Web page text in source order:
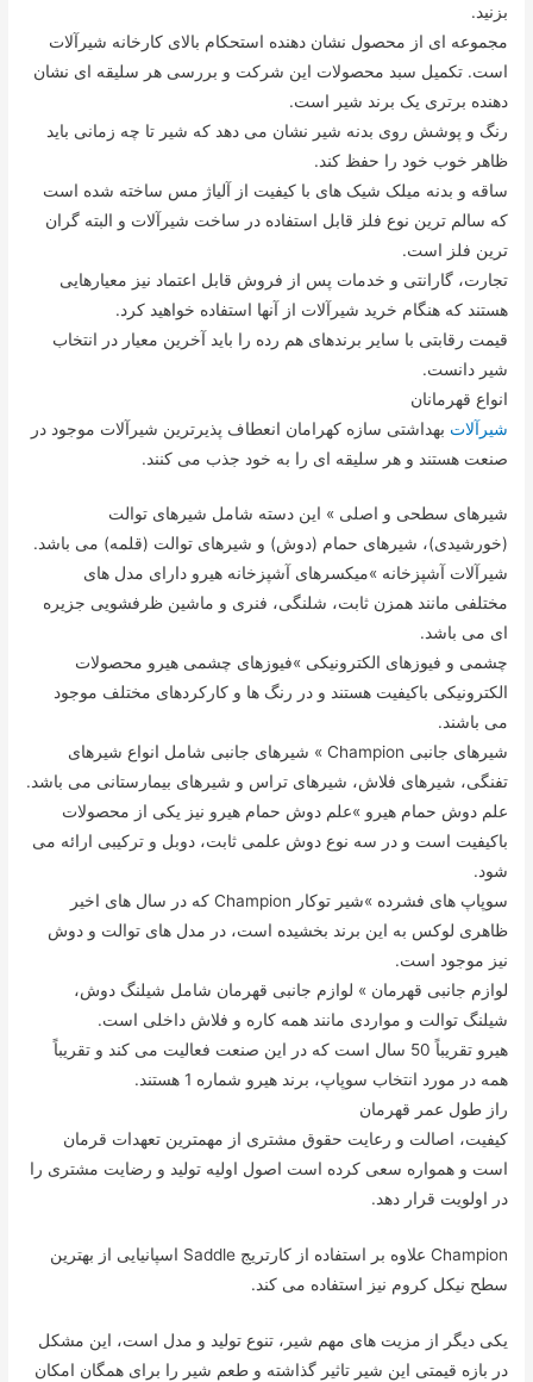
بزنید.
مجموعه ای از محصول نشان دهنده استحکام بالای کارخانه شیرآلات
است. تکمیل سبد محصولات این شرکت و بررسی هر سلیقه ای نشان
دهنده برتری یک برند شیر است.
رنگ و پوشش روی بدنه شیر نشان می دهد که شیر تا چه زمانی باید
ظاهر خوب خود را حفظ کند.
ساقه و بدنه میلک شیک های با کیفیت از آلیاژ مس ساخته شده است
که سالم ترین نوع فلز قابل استفاده در ساخت شیرآلات و البته گران
ترین فلز است.
تجارت، گارانتی و خدمات پس از فروش قابل اعتماد نیز معیارهایی
هستند که هنگام خرید شیرآلات از آنها استفاده خواهید کرد.
قیمت رقابتی با سایر برندهای هم رده را باید آخرین معیار در انتخاب
شیر دانست.
انواع قهرمانان
شیرآلات بهداشتی سازه کهرامان انعطاف پذیرترین شیرآلات موجود در
صنعت هستند و هر سلیقه ای را به خود جذب می کنند.
شیرهای سطحی و اصلی » این دسته شامل شیرهای توالت
(خورشیدی)، شیرهای حمام (دوش) و شیرهای توالت (قلمه) می باشد.
شیرآلات آشپزخانه »میکسرهای آشپزخانه هیرو دارای مدل های
مختلفی مانند همزن ثابت، شلنگی، فنری و ماشین ظرفشویی جزیره
ای می باشد.
چشمی و فیوزهای الکترونیکی »فیوزهای چشمی هیرو محصولات
الکترونیکی باکیفیت هستند و در رنگ ها و کارکردهای مختلف موجود
می باشند.
شیرهای جانبی Champion » شیرهای جانبی شامل انواع شیرهای
تفنگی، شیرهای فلاش، شیرهای تراس و شیرهای بیمارستانی می باشد.
علم دوش حمام هیرو »علم دوش حمام هیرو نیز یکی از محصولات
باکیفیت است و در سه نوع دوش علمی ثابت، دوبل و ترکیبی ارائه می
شود.
سوپاپ های فشرده »شیر توکار Champion که در سال های اخیر
ظاهری لوکس به این برند بخشیده است، در مدل های توالت و دوش
نیز موجود است.
لوازم جانبی قهرمان » لوازم جانبی قهرمان شامل شیلنگ دوش،
شیلنگ توالت و مواردی مانند همه کاره و فلاش داخلی است.
هیرو تقریباً 50 سال است که در این صنعت فعالیت می کند و تقریباً
همه در مورد انتخاب سوپاپ، برند هیرو شماره 1 هستند.
راز طول عمر قهرمان
کیفیت، اصالت و رعایت حقوق مشتری از مهمترین تعهدات قرمان
است و همواره سعی کرده است اصول اولیه تولید و رضایت مشتری را
در اولویت قرار دهد.
Champion علاوه بر استفاده از کارتریج Saddle اسپانیایی از بهترین
سطح نیکل کروم نیز استفاده می کند.
یکی دیگر از مزیت های مهم شیر، تنوع تولید و مدل است، این مشکل
در بازه قیمتی این شیر تاثیر گذاشته و طعم شیر را برای همگان امکان